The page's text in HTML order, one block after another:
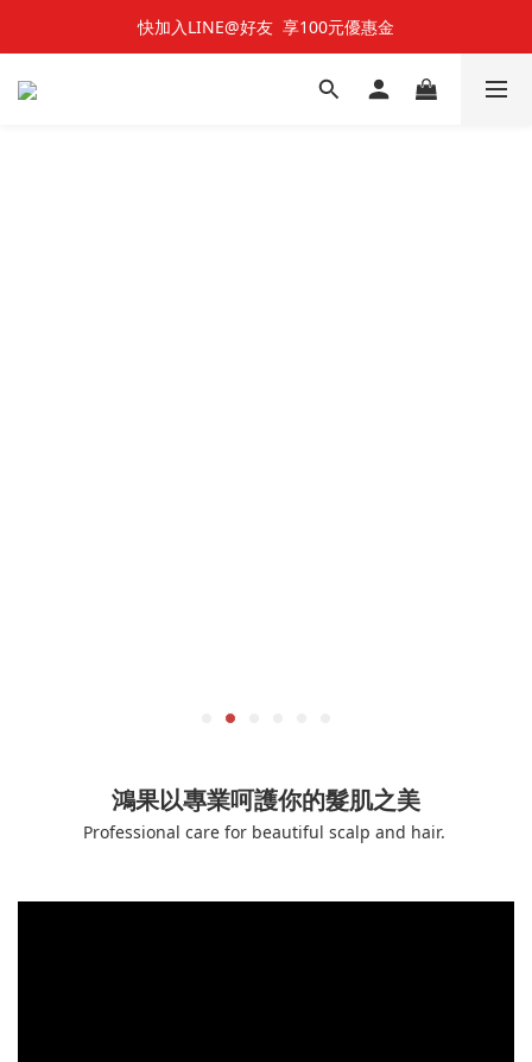
快加入LINE@好友  享100元優惠金
快加入LINE@好友  享100元優惠金
七夕對對碰 🌹 雙雙對對66折
鴻果以專業呵護你的髮肌之美
Professional care for beautiful scalp and hair.